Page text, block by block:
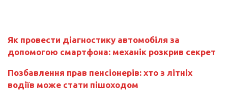
Як провести діагностику автомобіля за
допомогою смартфона: механік розкрив секрет
Позбавлення прав пенсіонерів: хто з літніх
водіїв може стати пішоходом